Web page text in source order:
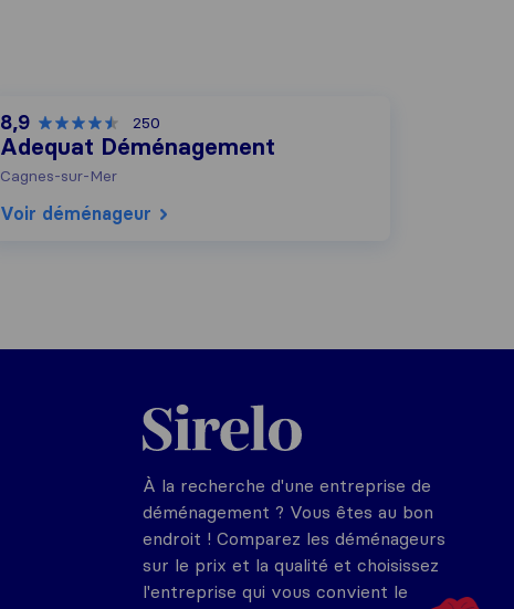
8,9 250
Adequat Déménagement
Cagnes-sur-Mer
Voir déménageur
Sirelo.fr
À la recherche d'une entreprise de
déménagement ? Vous êtes au bon
endroit ! Comparez les déménageurs
sur le prix et la qualité et choisissez
l'entreprise qui vous convient le